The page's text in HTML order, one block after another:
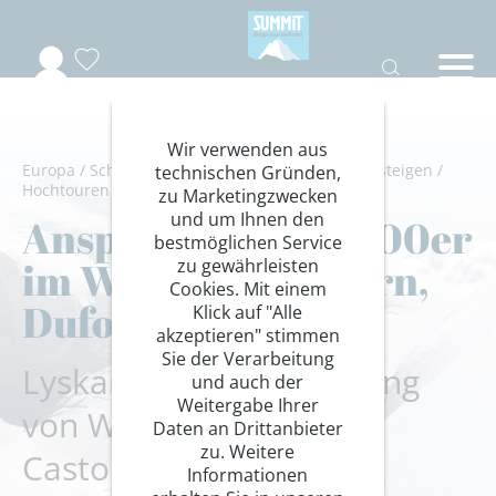
Europa / Schweiz /Wallis/Walliser Alpen/ Bergsteigen /
Hochtouren Alpen
Anspruchsvolle 4000er
im Wallis: Weisshorn,
Dufourspitz
Lyskamm-Überschreitung
von West nach Ost und
Castor!
Wir verwenden aus
technischen Gründen,
zu Marketingzwecken
und um Ihnen den
bestmöglichen Service
zu gewährleisten
Cookies. Mit einem
Klick auf "Alle
akzeptieren" stimmen
Sie der Verarbeitung
und auch der
Weitergabe Ihrer
Daten an Drittanbieter
zu. Weitere
Informationen